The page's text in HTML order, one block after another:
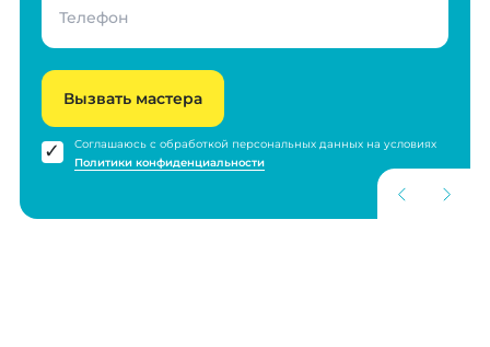
Вызвать мастера
Соглашаюсь с обработкой персональных данных на условиях
Политики конфиденциальности